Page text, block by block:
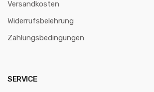
Versandkosten
Widerrufsbelehrung
Zahlungsbedingungen
SERVICE